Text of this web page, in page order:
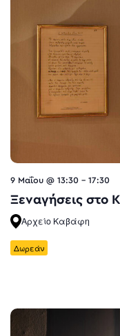
9 Μαΐου @ 13:30 - 17:30
Ξεναγήσεις στο
Αρχείο Καβάφη
Δωρεάν